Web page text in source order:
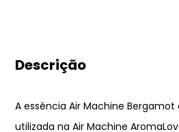
Descrição
A essência Air Machine
utilizada na Air Machine